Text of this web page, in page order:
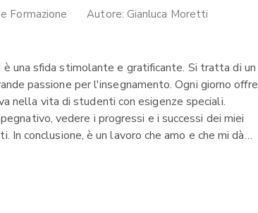
Formazione Autore: Gianluca Moretti
una sfida stimolante e gratificante. Si tratta di un
passione per l'insegnamento. Ogni giorno offre
nella vita di studenti con esigenze speciali.
vedere i progressi e i successi dei miei
conclusione, è un lavoro che amo e che mi dà